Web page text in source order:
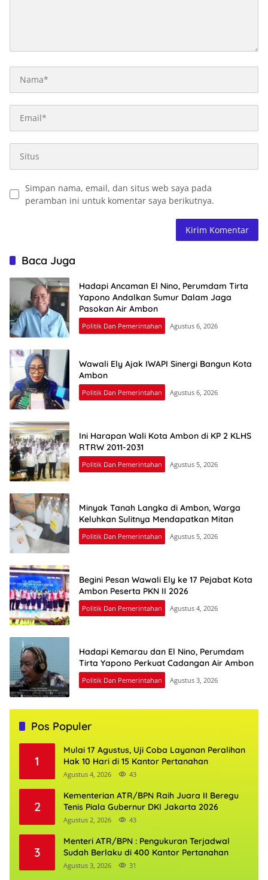
Simpan nama, email, dan situs web saya pada
peramban ini untuk komentar saya berikutnya.
Baca Juga
Hadapi Ancaman El Nino, Perumdam Tirta
Yapono Andalkan Sumur Dalam Jaga
Pasokan Air Ambon
Politik Dan Pemerintahan Agustus 6, 2026
Wawali Ely Ajak IWAPI Sinergi Bangun Kota
Ambon
Politik Dan Pemerintahan Agustus 6, 2026
Ini Harapan Wali Kota Ambon di KP 2 KLHS
RTRW 2011-2031
Politik Dan Pemerintahan Agustus 5, 2026
Minyak Tanah Langka di Ambon, Warga
Keluhkan Sulitnya Mendapatkan Mitan
Politik Dan Pemerintahan Agustus 5, 2026
Begini Pesan Wawali Ely ke 17 Pejabat Kota
Ambon Peserta PKN II 2026
Politik Dan Pemerintahan Agustus 4, 2026
Hadapi Kemarau dan El Nino, Perumdam
Tirta Yapono Perkuat Cadangan Air Ambon
Politik Dan Pemerintahan Agustus 3, 2026
Pos Populer
1
Mulai 17 Agustus, Uji Coba Layanan Peralihan
Hak 10 Hari di 15 Kantor Pertanahan
Agustus 4, 2026 43
2
Kementerian ATR/BPN Raih Juara II Beregu
Tenis Piala Gubernur DKI Jakarta 2026
Agustus 2, 2026 43
3
Menteri ATR/BPN : Pengukuran Terjadwal
Sudah Berlaku di 400 Kantor Pertanahan
Agustus 3, 2026 31